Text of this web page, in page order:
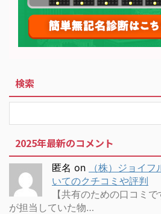
検索
2025年最新のコメント
匿名 on
（株）ジョイ
いてのクチコミや評判
【共有のための口コミ
が担当していた物…